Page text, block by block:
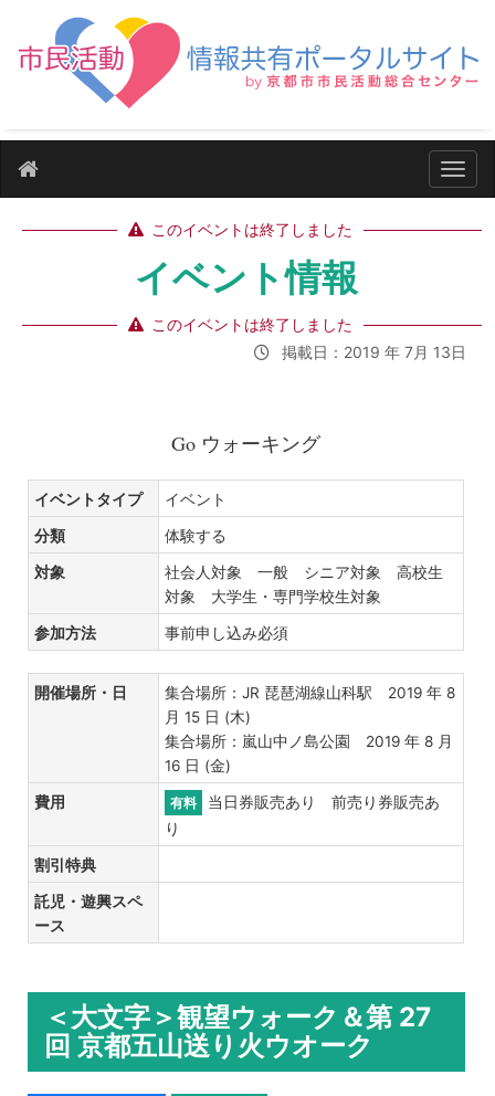
ナビ
このイベントは終了しました
イベント情報
このイベントは終了しました
掲載日：2019 年 7月 13日
Go ウォーキング
イベントタイプ イベント
分類 体験する
対象
社会人対象 一般 シニア対象 高校生
対象 大学生・専門学校生対象
参加方法 事前申し込み必須
開催場所・日
集合場所：JR 琵琶湖線山科駅 2019 年 8
月 15 日 (木)
集合場所：嵐山中ノ島公園 2019 年 8 月
16 日 (金)
費用 有料
当日券販売あり 前売り券販売あ
り
割引特典
託児・遊興スペ
ース
＜大文字＞観望ウォーク＆第 27
回 京都五山送り火ウオーク